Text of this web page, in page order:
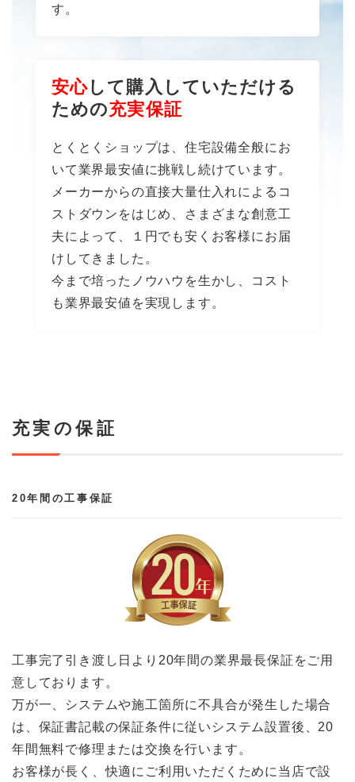
す。
安心して購入していただける
ための充実保証
とくとくショップは、住宅設備全般にお
いて業界最安値に挑戦し続けています。
メーカーからの直接大量仕入れによるコ
ストダウンをはじめ、さまざまな創意工
夫によって、１円でも安くお客様にお届
けしてきました。
今まで培ったノウハウを生かし、コスト
も業界最安値を実現します。
充実の保証
20年間の工事保証
工事完了引き渡し日より20年間の業界最長保証をご用
意しております。
万が一、システムや施工箇所に不具合が発生した場合
は、保証書記載の保証条件に従いシステム設置後、20
年間無料で修理または交換を行います。
お客様が長く、快適にご利用いただくために当店で設